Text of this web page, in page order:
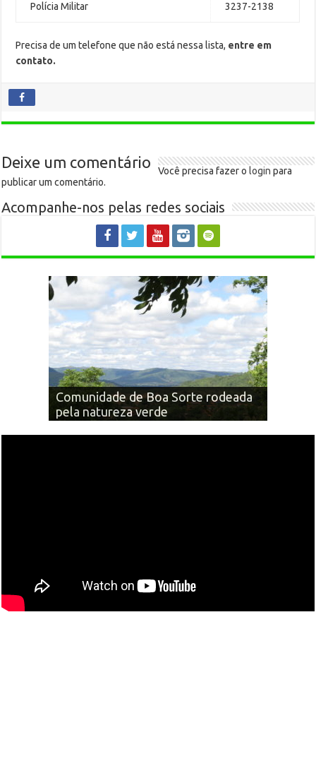
Polícia Militar 3237-2138
Precisa de um telefone que não está nessa lista, entre em
contato.
Deixe um comentário Você precisa fazer o login para
publicar um comentário.
Acompanhe-nos pelas redes sociais
Comunidade de Boa Sorte rodeada
pela natureza verde
Há 12 anos: personagens que fazem
e fizeram a história de Claro dos
Poções
Igreja Bom Jesus: 2009 e 2017
Descendo a Serra de Água Boa (MG-
679)
Cachoeira Ribeirão Traíras